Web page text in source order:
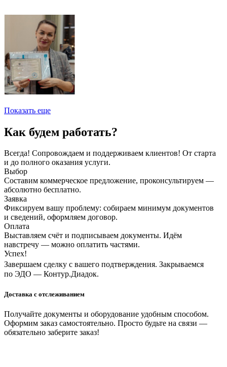
Показать еще
Как будем работать?
Всегда! Сопровождаем и поддерживаем клиентов! От старта
и до полного оказания услуги.
Выбор
Составим коммерческое предложение, проконсультируем —
абсолютно бесплатно.
Заявка
Фиксируем вашу проблему: собираем минимум документов
и сведений, оформляем договор.
Оплата
Выставляем счёт и подписываем документы. Идём
навстречу — можно оплатить частями.
Успех!
Завершаем сделку с вашего подтверждения. Закрываемся
по ЭДО — Контур.Диадок.
Доставка с отслеживанием
Получайте документы и оборудование удобным способом.
Оформим заказ самостоятельно. Просто будьте на связи —
обязательно заберите заказ!